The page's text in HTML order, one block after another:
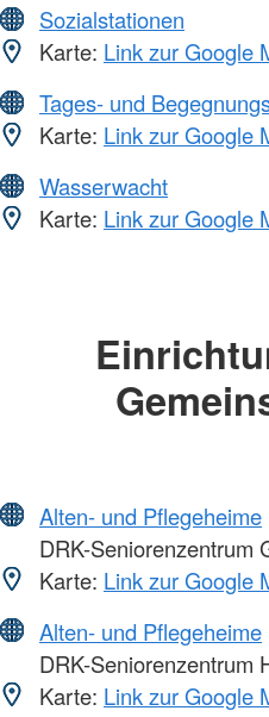
Sozialstationen
Karte: Link zur Google
Tages- und
Karte: Link zur Google
Wasserwacht
Karte: Link zur Google
Alten- und Pflegeheime
DRK-Seniorenzentrum
Karte: Link zur Google
Alten- und Pflegeheime
DRK-Seniorenzentrum
Karte: Link zur Google